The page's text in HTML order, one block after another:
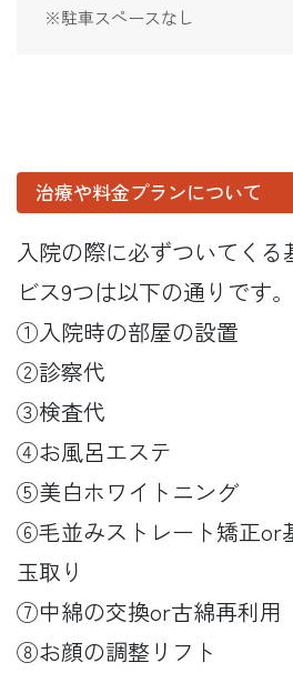
※駐車スペースなし
治療や料金プランについて
入院の際に必ずついてくる
ビス9つは以下の通りです。
①入院時の部屋の設置
②診察代
③検査代
④お風呂エステ
⑤美白ホワイトニング
⑥毛並みストレート矯正or
玉取り
⑦中綿の交換or古綿再利用
⑧お顔の調整リフト